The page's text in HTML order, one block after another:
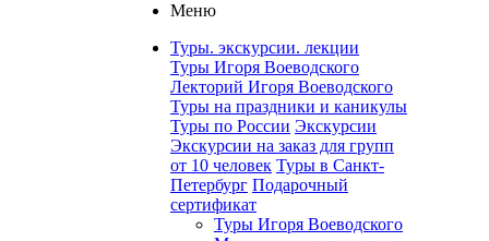
Меню
Туры. экскурсии. лекции
Туры Игоря Воеводского
Лекторий Игоря Воеводского
Туры на праздники и каникулы
Туры по России Экскурсии
Экскурсии на заказ для групп
от 10 человек Туры в Санкт-
Петербург Подарочный
сертификат
Туры Игоря Воеводского